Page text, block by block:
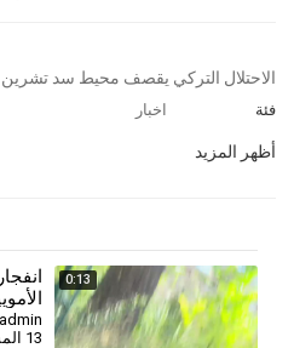
⁣الاحتلال التركي يقصف محيط سد تشرين
فئة اخبار
أظهر المزيد
0:13
admin
13 المشاهدات